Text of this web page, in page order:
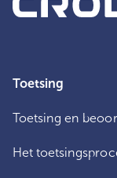
Toetsing
Toetsing en
Het